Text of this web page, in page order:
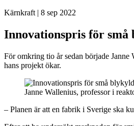
Kärnkraft | 8 sep 2022
Innovationspris för
För omkring tio år sedan började
hans projekt ökar.
Janne Wallenius, professor i
– Planen är att en fabrik i Sverige ska